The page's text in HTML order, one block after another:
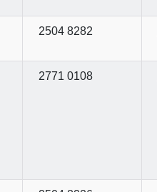
2504 8282
2771 0108